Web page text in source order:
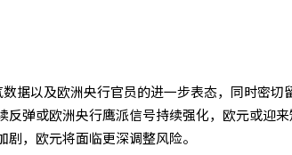
据以及欧洲央行官员的进一步表态，同时密切
弹或欧洲央行鹰派信号持续强化，欧元或迎来
，欧元将面临更深调整风险。